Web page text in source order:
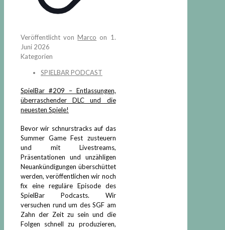
Veröffentlicht vonMarco on 1.
Juni 2026
Kategorien
SPIELBAR PODCAST
SpielBar #209 – Entlassungen,
überraschender DLC und die
neuesten Spiele!
Bevor wir schnurstracks auf das
Summer Game Fest zusteuern
und mit Livestreams,
Präsentationen und unzähligen
Neuankündigungen überschüttet
werden, veröffentlichen wir noch
fix eine reguläre Episode des
SpielBar Podcasts. Wir
versuchen rund um des SGF am
Zahn der Zeit zu sein und die
Folgen schnell zu produzieren,